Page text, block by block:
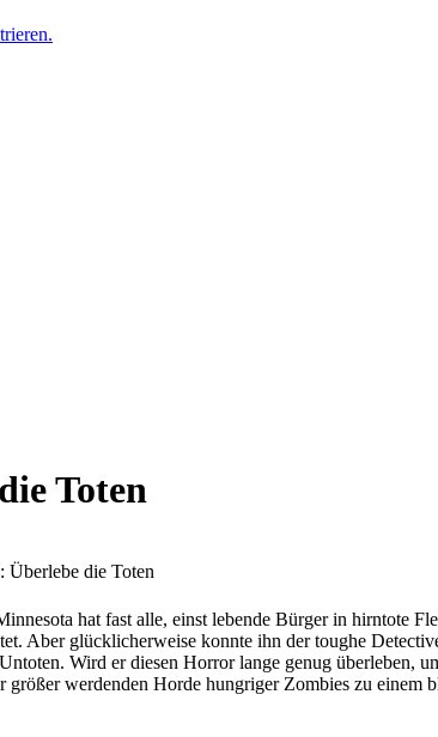
Toten
Überlebe die Toten
hat fast alle, einst lebende Bürger in hirntote
Aber glücklicherweise konnte ihn der toughe
Wird er diesen Horror lange genug überleben,
größer werdenden Horde hungriger Zombies zu einem